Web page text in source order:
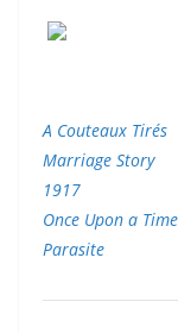
A Couteaux Tirés
Marriage Story
1917
Once Upon a
Parasite